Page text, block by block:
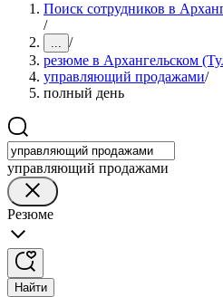
Поиск сотрудников в
/
... /
резюме в Архангельском
управляющий продажами/
полный день
управляющий продажами
Резюме
Найти